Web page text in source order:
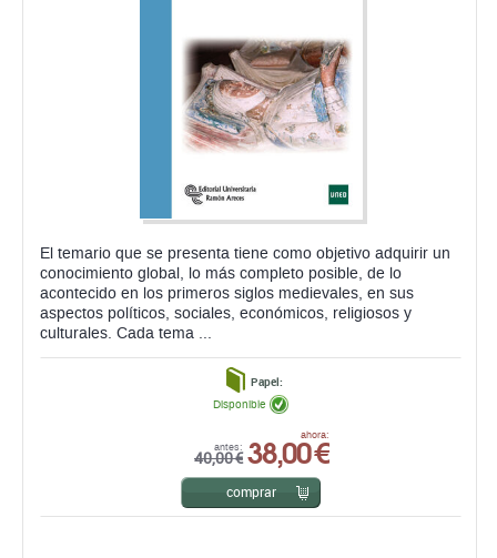
El temario que se presenta tiene como objetivo adquirir un
conocimiento global, lo más completo posible, de lo
acontecido en los primeros siglos medievales, en sus
aspectos políticos, sociales, económicos, religiosos y
culturales. Cada tema ...
Papel:
antes:
40,00 €
ahora:
38,00 €
Disponible
comprar